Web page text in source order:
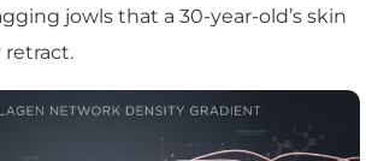
jowls that a 30-year-old’s skin
retract.